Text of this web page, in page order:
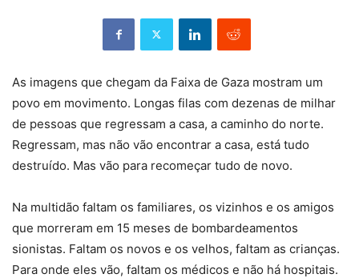
As imagens que chegam da Faixa de Gaza mostram um
povo em movimento. Longas filas com dezenas de milhar
de pessoas que regressam a casa, a caminho do norte.
Regressam, mas não vão encontrar a casa, está tudo
destruído. Mas vão para recomeçar tudo de novo.
Na multidão faltam os familiares, os vizinhos e os amigos
que morreram em 15 meses de bombardeamentos
sionistas. Faltam os novos e os velhos, faltam as crianças.
Para onde eles vão, faltam os médicos e não há hospitais.